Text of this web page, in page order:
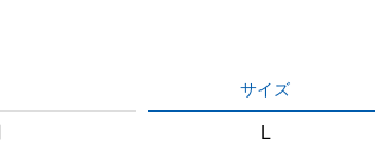
サイズ
L